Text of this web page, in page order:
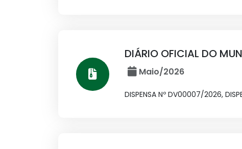
DIÁRIO OFICIAL DO
Maio/2026
DISPENSA Nº DV00007/2026,